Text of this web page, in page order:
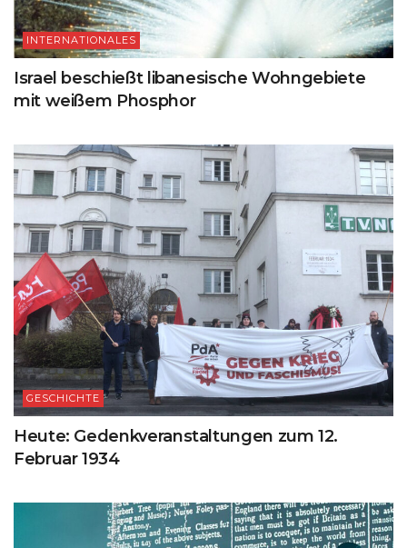
INTERNATIONALES
Israel beschießt libanesische Wohngebiete
mit weißem Phosphor
GESCHICHTE
Heute: Gedenkveranstaltungen zum 12.
Februar 1934